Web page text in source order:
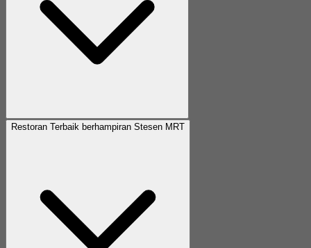
Restoran Terbaik berhampiran Stesen MRT